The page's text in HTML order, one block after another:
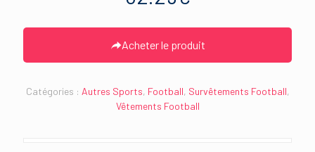
Acheter le produit
Catégories : Autres Sports, Football, Survêtements Football,
Vêtements Football